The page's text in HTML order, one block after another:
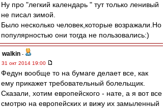
Ну про "легкий календарь " тут только ленивый
не писал зимой.
Было несколько человек,которые возражали.Но
популярностью они тогда не пользовались:)
walkin -
31 окт 2014 19:00
Федун вообще то на бумаге делает все, как
ему прикажет требовательный болельщик.
Сказали, хотим европейского - нате, а я вот все
смотрю на европейских и вижу их замыленный